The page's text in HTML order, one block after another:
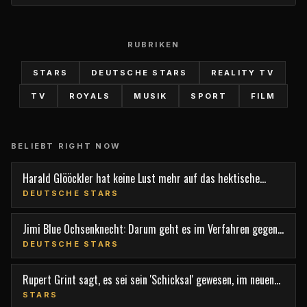
RUBRIKEN
STARS DEUTSCHE STARS REALITY TV
TV ROYALS MUSIK SPORT FILM
BELIEBT RIGHT NOW
Harald Glööckler hat keine Lust mehr auf das hektische
Berlin
DEUTSCHE STARS
Jimi Blue Ochsenknecht: Darum geht es im Verfahren gegen
den TV-Star
DEUTSCHE STARS
Rupert Grint sagt, es sei sein 'Schicksal' gewesen, im neuen
Film 'Nightborn' mitzuspielen
STARS